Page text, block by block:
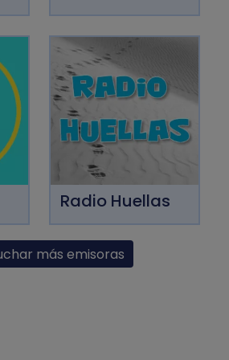
Radio Huellas
más emisoras